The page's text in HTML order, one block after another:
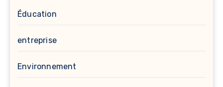
Éducation
entreprise
Environnement